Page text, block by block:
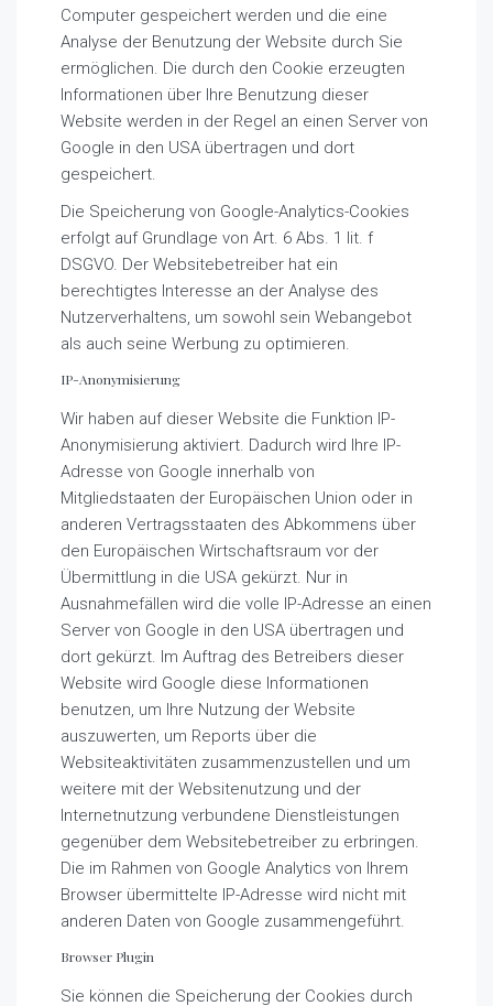
Computer gespeichert werden und die eine
Analyse der Benutzung der Website durch Sie
ermöglichen. Die durch den Cookie erzeugten
Informationen über Ihre Benutzung dieser
Website werden in der Regel an einen Server von
Google in den USA übertragen und dort
gespeichert.
Die Speicherung von Google-Analytics-Cookies
erfolgt auf Grundlage von Art. 6 Abs. 1 lit. f
DSGVO. Der Websitebetreiber hat ein
berechtigtes Interesse an der Analyse des
Nutzerverhaltens, um sowohl sein Webangebot
als auch seine Werbung zu optimieren.
IP-Anonymisierung
Wir haben auf dieser Website die Funktion IP-
Anonymisierung aktiviert. Dadurch wird Ihre IP-
Adresse von Google innerhalb von
Mitgliedstaaten der Europäischen Union oder in
anderen Vertragsstaaten des Abkommens über
den Europäischen Wirtschaftsraum vor der
Übermittlung in die USA gekürzt. Nur in
Ausnahmefällen wird die volle IP-Adresse an einen
Server von Google in den USA übertragen und
dort gekürzt. Im Auftrag des Betreibers dieser
Website wird Google diese Informationen
benutzen, um Ihre Nutzung der Website
auszuwerten, um Reports über die
Websiteaktivitäten zusammenzustellen und um
weitere mit der Websitenutzung und der
Internetnutzung verbundene Dienstleistungen
gegenüber dem Websitebetreiber zu erbringen.
Die im Rahmen von Google Analytics von Ihrem
Browser übermittelte IP-Adresse wird nicht mit
anderen Daten von Google zusammengeführt.
Browser Plugin
Sie können die Speicherung der Cookies durch